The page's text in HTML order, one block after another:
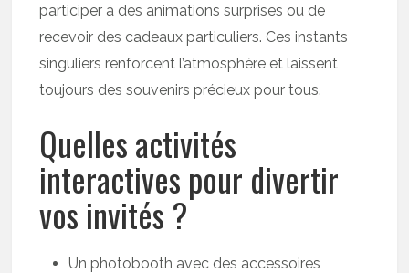
participer à des animations surprises ou de
recevoir des cadeaux particuliers. Ces instants
singuliers renforcent l’atmosphère et laissent
toujours des souvenirs précieux pour tous.
Quelles activités
interactives pour divertir
vos invités ?
Un photobooth avec des accessoires